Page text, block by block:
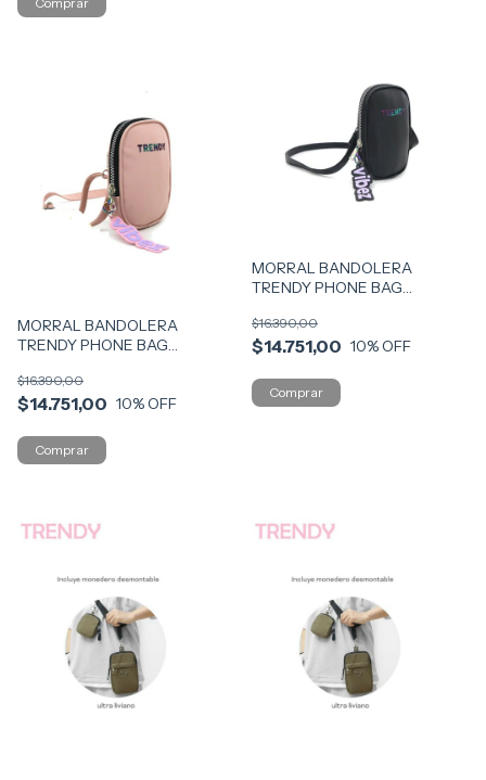
MORRAL BANDOLERA
TRENDY PHONE BAG
ROS
$14.751,00
$16.390,00
10% OFF
MORRAL BANDOLERA
TRENDY PHONE BAG
$14.751,00
$16.390,00
10% OFF